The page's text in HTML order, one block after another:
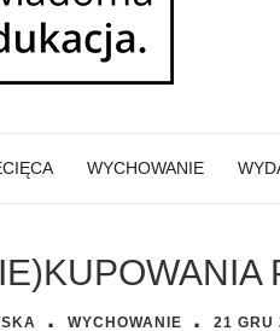
WYCHOWANIE
WYCHOWANIE 21 GRU